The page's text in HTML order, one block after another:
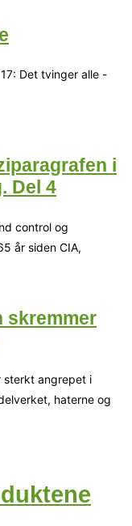
Det tvinger alle -
i
Del 4
control og
år siden CIA,
skremmer
sterkt angrepet i
haterne og